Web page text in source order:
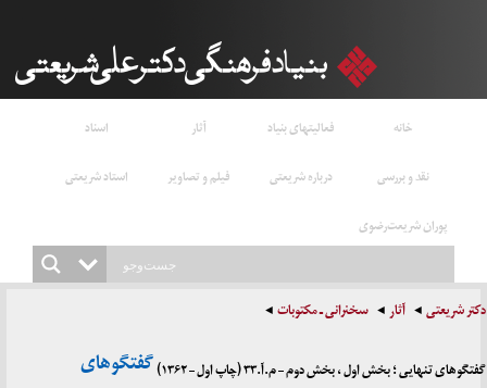
خانه فعالیتهای بنیاد آثار
اسناد
نقد و بررسی
درباره شریعتی فیلم و تصاویر
استاد شریعتی
پوران شریعت‌رضوی
دکتر شریعتی آثار سخنرانی ـ مکتوبات
گفتگوهای تنهایی ؛ بخش اول ، بخش دوم – م.آ.۳۳ (چاپ اول – ۱۳۶۲)
گفتگوهای